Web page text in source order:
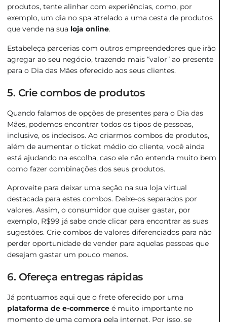
produtos, tente alinhar com experiências, como, por
exemplo, um dia no spa atrelado a uma cesta de produtos
que vende na sua loja online.
Estabeleça parcerias com outros empreendedores que irão
agregar ao seu negócio, trazendo mais “valor” ao presente
para o Dia das Mães oferecido aos seus clientes.
5. Crie combos de produtos
Quando falamos de opções de presentes para o Dia das
Mães, podemos encontrar todos os tipos de pessoas,
inclusive, os indecisos. Ao criarmos combos de produtos,
além de aumentar o ticket médio do cliente, você ainda
está ajudando na escolha, caso ele não entenda muito bem
como fazer combinações dos seus produtos.
Aproveite para deixar uma seção na sua loja virtual
destacada para estes combos. Deixe-os separados por
valores. Assim, o consumidor que quiser gastar, por
exemplo, R$99 já sabe onde clicar para encontrar as suas
sugestões. Crie combos de valores diferenciados para não
perder oportunidade de vender para aquelas pessoas que
desejam gastar um pouco menos.
6. Ofereça entregas rápidas
Já pontuamos aqui que o frete oferecido por uma
plataforma de e-commerce é muito importante no
momento de uma compra pela internet. Por isso, se